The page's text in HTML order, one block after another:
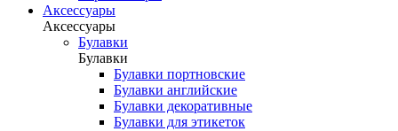
Аксессуары
Аксессуары
Булавки
Булавки
Булавки портновские
Булавки английские
Булавки декоративные
Булавки для этикеток